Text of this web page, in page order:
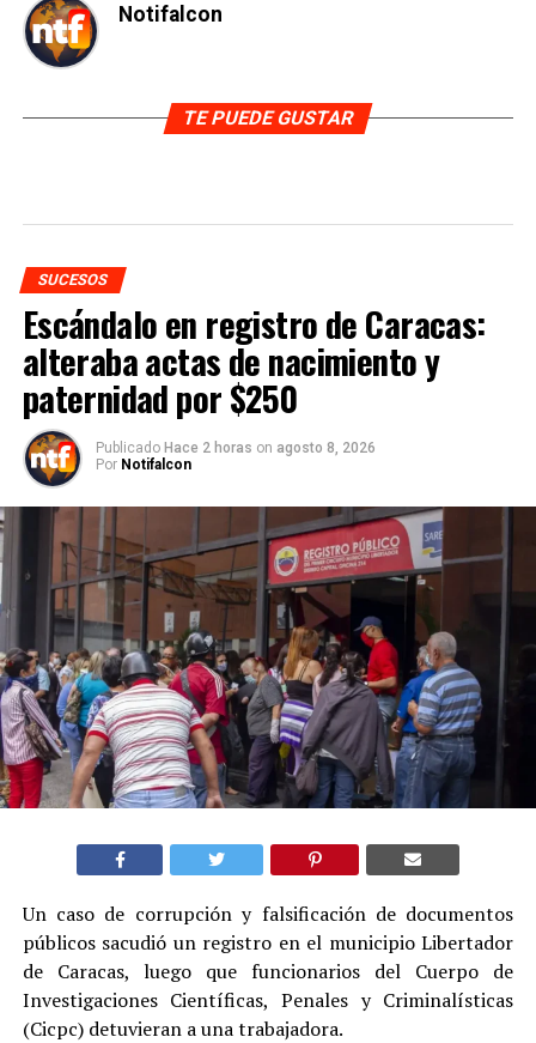
Notifalcon
TE PUEDE GUSTAR
SUCESOS
Escándalo en registro de Caracas:
alteraba actas de nacimiento y
paternidad por $250
Publicado Hace 2 horas on agosto 8, 2026
Por Notifalcon
Un caso de corrupción y falsificación de documentos
públicos sacudió un registro en el municipio Libertador
de Caracas, luego que funcionarios del Cuerpo de
Investigaciones Científicas, Penales y Criminalísticas
(Cicpc) detuvieran a una trabajadora.